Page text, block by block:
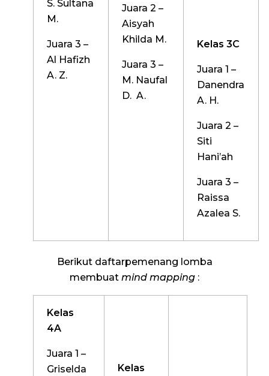
S. Sultana
M.
Juara 3 –
Al Hafizh
A. Z.
Juara 2 –
Aisyah
Khilda M.
Juara 3 –
M. Naufal
D. A.
Kelas 3C
Juara 1 –
Danendra
A. H.
Juara 2 –
Siti
Hani’ah
Juara 3 –
Raissa
Azalea S.
Berikut daftarpemenang lomba
membuat mind mapping :
Kelas
4A
Juara 1 –
Griselda
Kelas